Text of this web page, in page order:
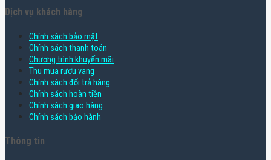
Dịch vụ khách hàng
Chính sách bảo mật
Chính sách thanh toán
Chương trình khuyến mãi
Thu mua rượu vang
Chính sách đổi trả hàng
Chính sách hoàn tiền
Chính sách giao hàng
Chính sách bảo hành
Thông tin